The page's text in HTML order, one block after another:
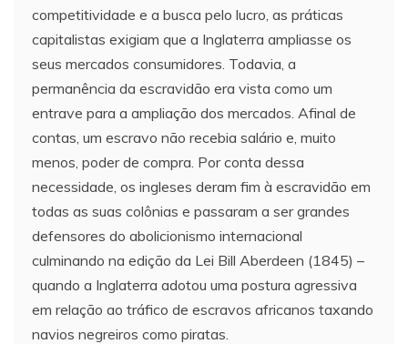
competitividade e a busca pelo lucro, as práticas
capitalistas exigiam que a Inglaterra ampliasse os
seus mercados consumidores. Todavia, a
permanência da escravidão era vista como um
entrave para a ampliação dos mercados. Afinal de
contas, um escravo não recebia salário e, muito
menos, poder de compra. Por conta dessa
necessidade, os ingleses deram fim à escravidão em
todas as suas colônias e passaram a ser grandes
defensores do abolicionismo internacional
culminando na edição da Lei Bill Aberdeen (1845) –
quando a Inglaterra adotou uma postura agressiva
em relação ao tráfico de escravos africanos taxando
navios negreiros como piratas.